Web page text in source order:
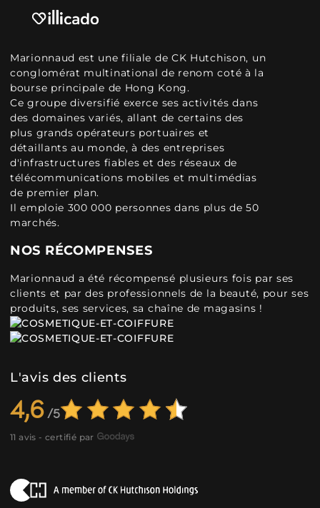
Marionnaud est une filiale de CK Hutchison, un
conglomérat multinational de renom coté à la
bourse principale de Hong Kong.
Ce groupe diversifié exerce ses activités dans
des domaines variés, allant de certains des
plus grands opérateurs portuaires et
détaillants au monde, à des entreprises
d'infrastructures fiables et des réseaux de
télécommunications mobiles et multimédias
de premier plan.
Il emploie 300 000 personnes dans plus de 50
marchés.
NOS RÉCOMPENSES
Marionnaud a été récompensé plusieurs fois par ses
clients et par des professionnels de la beauté, pour ses
produits, ses services, sa chaîne de magasins !
L'avis des clients
4,6
11 avis - certifié par